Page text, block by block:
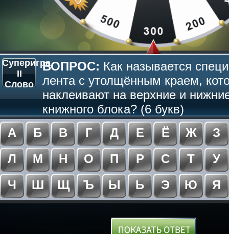
Суперигра
II
Слово
ВОПРОС: Как называется
лента с утолщённым краем,
наклеивают на верхние и
книжного блока? (6 букв)
А
Б В Г Д Е Ё Ж
З
Л
М Н О П Р С Т
У
Ч
Ш Щ Ъ Ы Ь Э Ю Я